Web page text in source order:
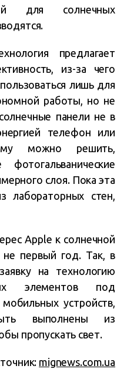
для солнечных
предлагает
из-за чего
лишь для
работы, но не
панели не в
телефон или
можно решить,
фотогальванические
слоя. Пока эта
лабораторных стен,
Apple к солнечной
не первый год. Так, в
на технологию
элементов под
устройств,
выполнены из
пропускать свет.
mignews.com.ua